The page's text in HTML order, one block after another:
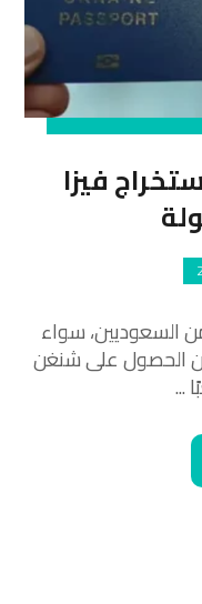
فيزا
من السعوديين، سواء
لكن الحصول على شنغن
...